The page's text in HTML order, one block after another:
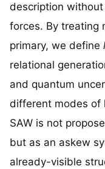
description
forces. By treating
primary, we define
relational
and quantum
different modes of
SAW is not
but as an askew
already-visible